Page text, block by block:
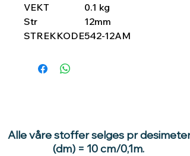
VEKT
0.1 kg
Str
12mm
STREKKODE542-12AM
Alle våre stoffer selges pr desimeter
(dm) = 10 cm/0,1m.